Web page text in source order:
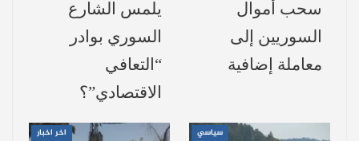
جنوب البحرين.
وتابع أنّه “جرى استهداف قاعدة الأزرق في
الأردن بـ 12 صاروخاً باليستياً، ما أدّى إلى تدمير
منشآت وعدد كبير من الطائرات المقاتلة”.
سحب أموال
السوريين إلى
معاملة إضافية
يلمس الشارع
السوري بوادر
“التعافي
الاقتصادي”؟
سياسي اخر اخبار